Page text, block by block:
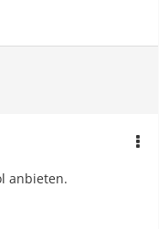
anbieten.